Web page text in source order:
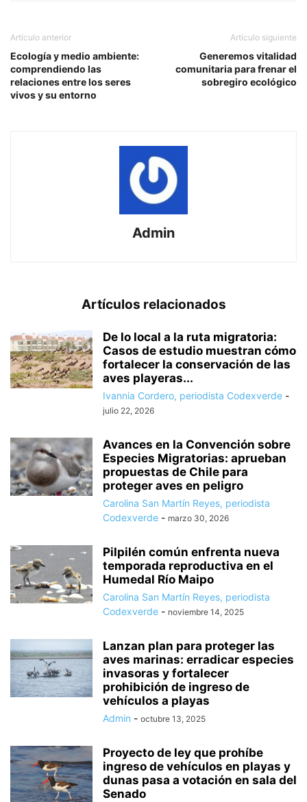
Artículo anterior
Ecología y medio ambiente:
comprendiendo las
relaciones entre los seres
vivos y su entorno
Artículo siguiente
Generemos vitalidad
comunitaria para frenar el
sobregiro ecológico
Admin
Artículos relacionados
De lo local a la ruta migratoria:
Casos de estudio muestran cómo
fortalecer la conservación de las
aves playeras...
Ivannia Cordero, periodista Codexverde -
julio 22, 2026
Avances en la Convención sobre
Especies Migratorias: aprueban
propuestas de Chile para
proteger aves en peligro
Carolina San Martín Reyes, periodista
Codexverde - marzo 30, 2026
Pilpilén común enfrenta nueva
temporada reproductiva en el
Humedal Río Maipo
Carolina San Martín Reyes, periodista
Codexverde - noviembre 14, 2025
Lanzan plan para proteger las
aves marinas: erradicar especies
invasoras y fortalecer
prohibición de ingreso de
vehículos a playas
Admin - octubre 13, 2025
Proyecto de ley que prohíbe
ingreso de vehículos en playas y
dunas pasa a votación en sala del
Senado